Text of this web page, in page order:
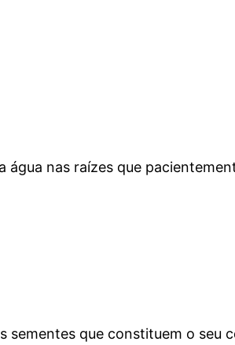
nas raízes que
sementes que constituem o seu